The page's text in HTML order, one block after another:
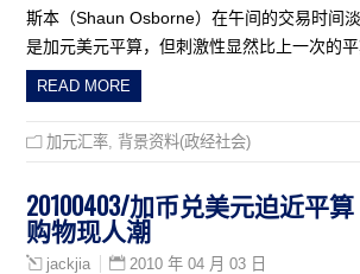
斯本（Shaun Osborne）在午间的交易时间
是加元美元平算，但刺激性显然比上一次的
READ MORE
加元汇率 背景资料(政经社会)
20100403/加币兑美元迫近平
购物现人潮
jackjia 2010 年 04 月 03 日